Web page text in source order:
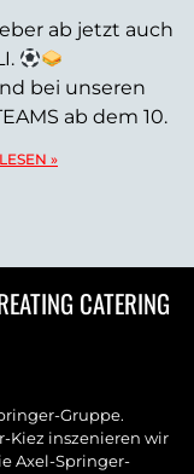
ab jetzt auch
bei unseren
ab dem 10.
»
CATERING
Gruppe.
Kiez inszenieren wir
Axel-Springer-